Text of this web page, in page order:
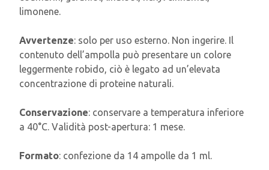
limonene.
Avvertenze: solo per uso esterno. Non ingerire. Il
contenuto dell’ampolla può presentare un colore
leggermente robido, ciò è legato ad un’elevata
concentrazione di proteine naturali.
Conservazione: conservare a temperatura inferiore
a 40°C. Validità post-apertura: 1 mese.
Formato: confezione da 14 ampolle da 1 ml.